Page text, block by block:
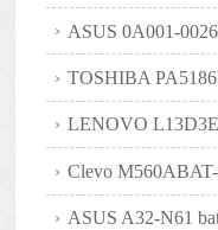
ASUS 0A001-
TOSHIBA
LENOVO
Clevo M560ABAT-
ASUS A32-N61